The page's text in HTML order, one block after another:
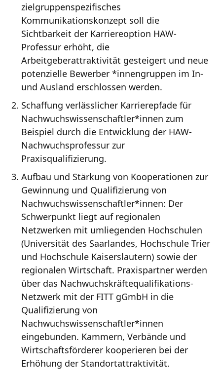
zielgruppenspezifisches
Kommunikationskonzept soll die
Sichtbarkeit der Karriereoption HAW-
Professur erhöht, die
Arbeitgeberattraktivität gesteigert und neue
potenzielle Bewerber *innengruppen im In-
und Ausland erschlossen werden.
Schaffung verlässlicher Karrierepfade für
Nachwuchswissenschaftler*innen zum
Beispiel durch die Entwicklung der HAW-
Nachwuchsprofessur zur
Praxisqualifizierung.
Aufbau und Stärkung von Kooperationen zur
Gewinnung und Qualifizierung von
Nachwuchswissenschaftler*innen: Der
Schwerpunkt liegt auf regionalen
Netzwerken mit umliegenden Hochschulen
(Universität des Saarlandes, Hochschule Trier
und Hochschule Kaiserslautern) sowie der
regionalen Wirtschaft. Praxispartner werden
über das Nachwuchskräftequalifikations-
Netzwerk mit der FITT gGmbH in die
Qualifizierung von
Nachwuchswissenschaftler*innen
eingebunden. Kammern, Verbände und
Wirtschaftsförderer kooperieren bei der
Erhöhung der Standortattraktivität.